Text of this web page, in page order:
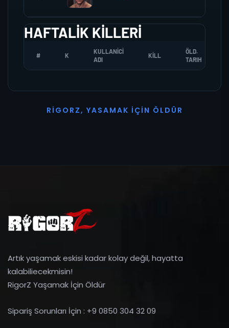
HAFTALIK KILLERI
# K
KULLANICI
ADI
KILL
ÖLD.
TARIH
R I G O R Z, YASAMAK İ ÇI N Ö L D Ü R
Artık yaşamak eskisi kadar kolay değil, hayatta
kalabiliecekmisin!
RigorZ Yaşamak İçin Öldür
Sipariş Sorunları İçin : +9 0850 304 32 09